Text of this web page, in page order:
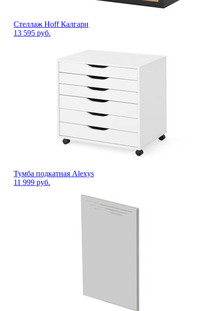
Стеллаж Hoff Калгари
13 595 руб.
Тумба подкатная Alexys
11 999 руб.